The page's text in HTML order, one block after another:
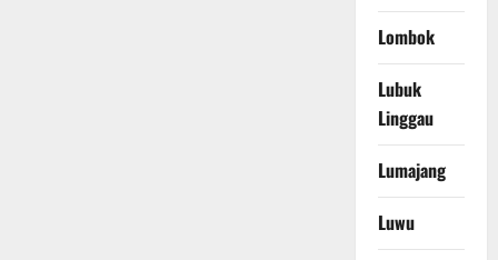
Lombok
Lubuk
Linggau
Lumajang
Luwu